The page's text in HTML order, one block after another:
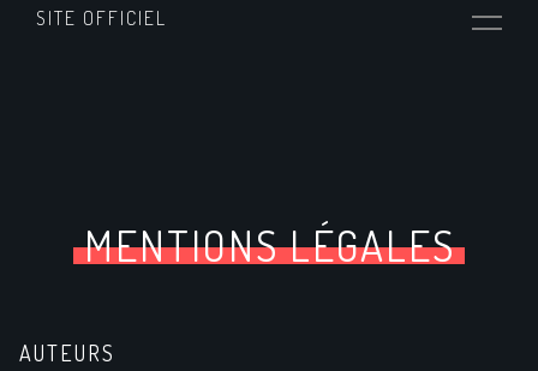
SITE OFFICIEL
MENTIONS LÉGALES
AUTEURS